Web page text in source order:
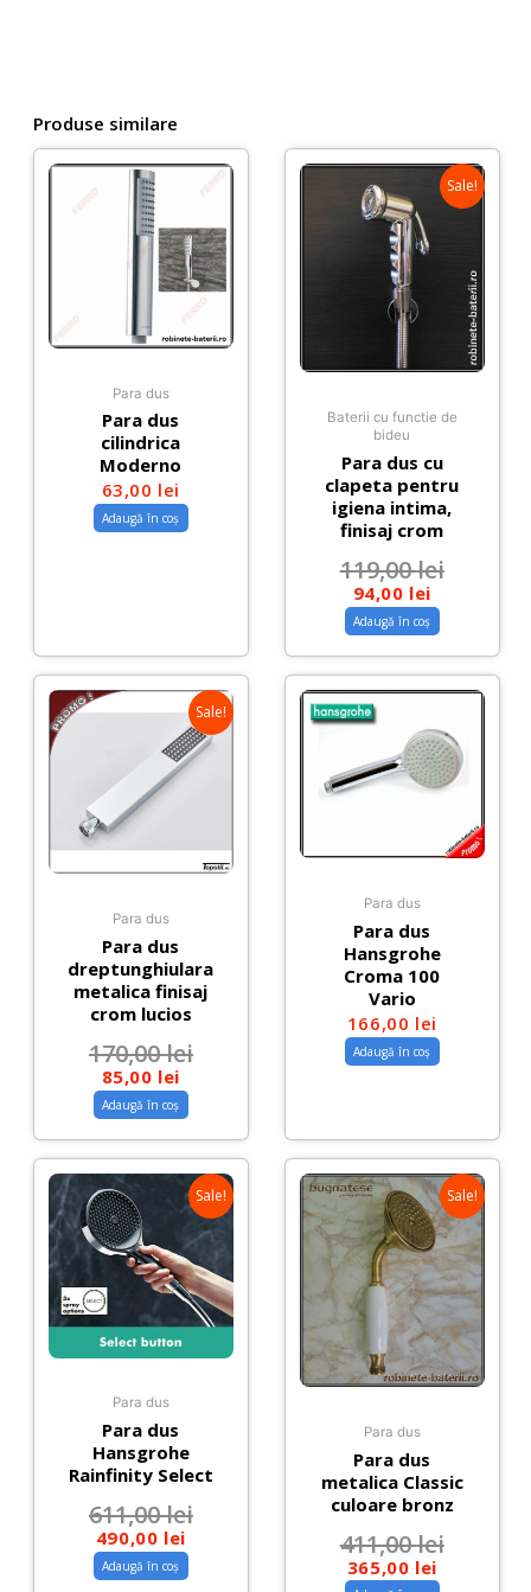
Produse similare
Para dus
Para dus
cilindrica
Moderno
63,00 lei
Adaugă în coș
Sale!
Baterii cu functie de
bideu
Para dus cu
clapeta pentru
igiena intima,
finisaj crom
119,00lei
94,00 lei
Adaugă în coș
Sale!
Para dus
Para dus
dreptunghiulara
metalica finisaj
crom lucios
170,00lei
85,00 lei
Adaugă în coș
Para dus
Para dus
Hansgrohe
Croma 100
Vario
166,00 lei
Adaugă în coș
Sale!
Para dus
Para dus
Hansgrohe
Rainfinity Select
611,00lei
490,00 lei
Adaugă în coș
Sale!
Para dus
Para dus
metalica Classic
culoare bronz
411,00lei
365,00 lei